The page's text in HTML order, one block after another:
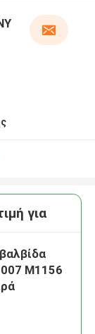
για
M1156